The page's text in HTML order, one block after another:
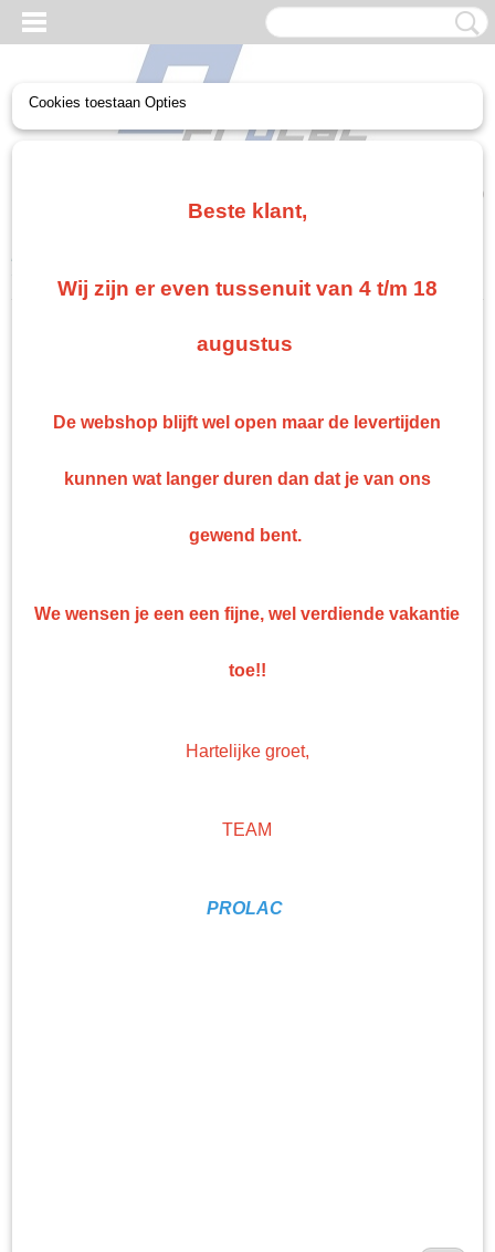
(0)
Home
verdunning spuitbus
Gratis verzending als je bestelt voor €75,00 of meer in Nederland. België en Duitsland
Indien op voorraad: binnen 1 werkdag geleverd
Retourneren kan gemakkelijk binnen 14 dagen
Professionele nonpaint artikelen en gereedschappen tegen bodemprijzen!
Cookies toestaan Opties
Beste klant,
Wij zijn er even tussenuit van 4 t/m 18
augustus
De webshop blijft wel open maar de levertijden
kunnen wat langer duren dan dat je van ons
gewend bent.
We wensen je een een fijne, wel verdiende vakantie
toe!!
Hartelijke groet,
TEAM
PROLAC